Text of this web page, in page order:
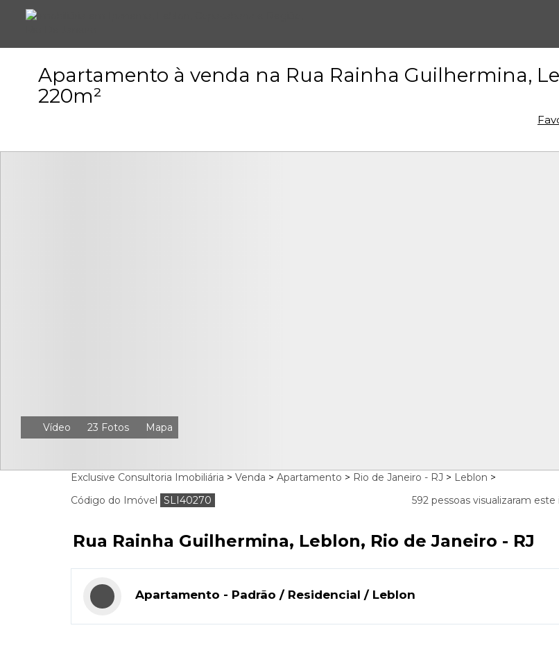
Apartamento à venda na Rua Rainha Guilhermina,
220m²
Vídeo 23 Fotos Mapa
Exclusive Consultoria Imobiliária > Venda > Apartamento > Rio de Janeiro - RJ > Leblon >
Código do Imóvel SLI40270 592 pessoas visualizaram
Rua Rainha Guilhermina, Leblon, Rio de Janeiro - RJ
Apartamento - Padrão / Residencial / Leblon